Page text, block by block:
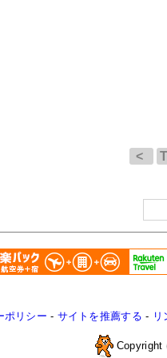
<
ポリシー - サイトを推薦する -
Copyright